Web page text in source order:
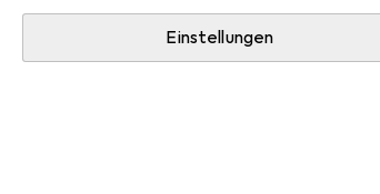
Einstellungen